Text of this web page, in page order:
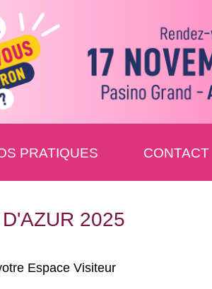
PRATIQUES CONTACT
2025